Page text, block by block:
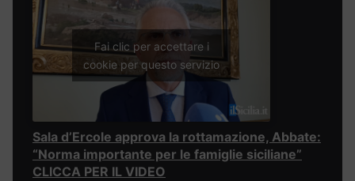
Fai clic per accettare i
cookie per questo servizio
Sala d’Ercole approva la rottamazione, Abbate:
“Norma importante per le famiglie siciliane”
CLICCA PER IL VIDEO